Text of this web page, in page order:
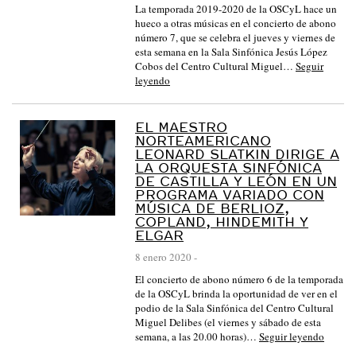
La temporada 2019-2020 de la OSCyL hace un
hueco a otras músicas en el concierto de abono
número 7, que se celebra el jueves y viernes de
esta semana en la Sala Sinfónica Jesús López
Cobos del Centro Cultural Miguel… Seguir
leyendo
EL MAESTRO
NORTEAMERICANO
LEONARD SLATKIN DIRIGE A
LA ORQUESTA SINFÓNICA
DE CASTILLA Y LEÓN EN UN
PROGRAMA VARIADO CON
MÚSICA DE BERLIOZ,
COPLAND, HINDEMITH Y
ELGAR
8 enero 2020 -
El concierto de abono número 6 de la temporada
de la OSCyL brinda la oportunidad de ver en el
podio de la Sala Sinfónica del Centro Cultural
Miguel Delibes (el viernes y sábado de esta
semana, a las 20.00 horas)… Seguir leyendo